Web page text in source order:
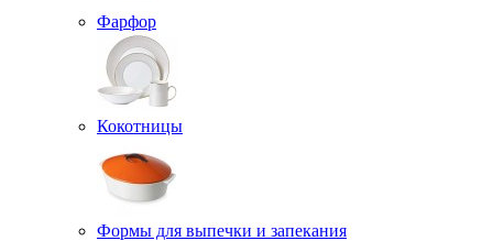
Фарфор
Кокотницы
Формы для выпечки и запекания